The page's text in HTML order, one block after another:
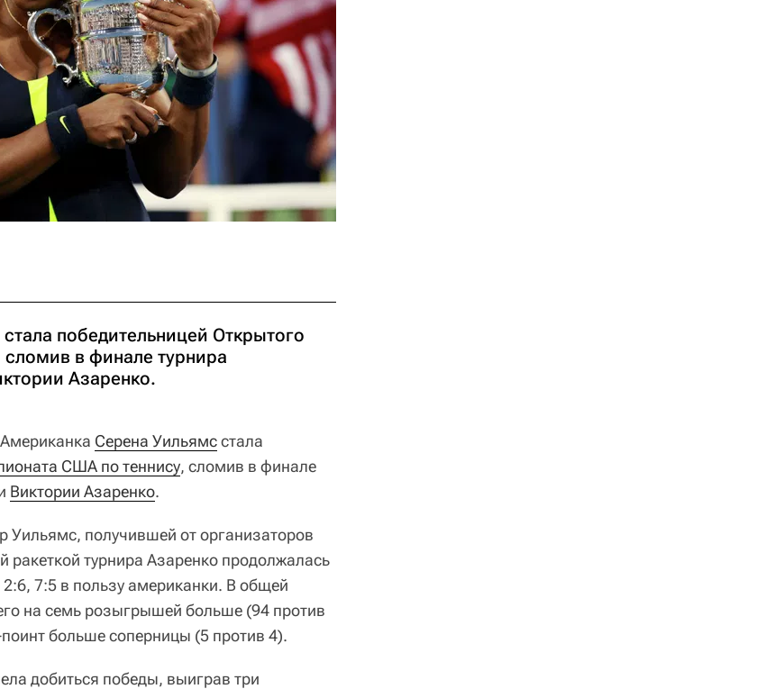
победительницей Открытого
в финале турнира
Азаренко.
Американка Серена Уильямсстала
США по теннису, сломив в финале
Виктории Азаренко.
Уильямс, получившей от организаторов
ракеткой турнира Азаренко продолжалась
7:5 в пользу американки. В общей
на семь розыгрышей больше (94 против
больше соперницы (5 против 4).
добиться победы, выиграв три